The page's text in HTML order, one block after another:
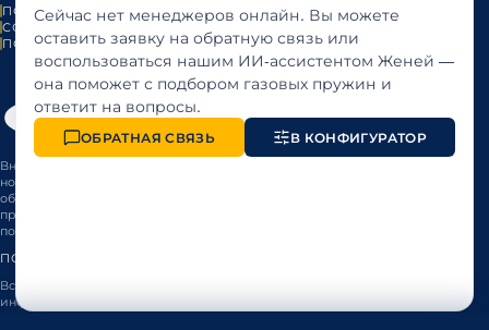
Внимание! Информация об услугах и ценах, размещенная на сайте,
носит исключительно информационный характер, не является
обязательством и не может служить основанием для предъявления
претензий и может быть изменена без уведомления. Рекомендуется
получить консультацию.
ПОЛИТИКА ИСПОЛЬЗОВАНИЯ COOKIES
Все права защищены законом «Об авторском праве». Копирование
информации и графических элементов без указания источника
запрещено.
ПОЛИТИКА КОНФИДЕНЦИАЛЬНОСТИПУБЛИЧНАЯ ОФЕРТА
СОГЛАСИЕ НА ОБРАБОТКУ ПЕРСОНАЛЬНЫХ ДАННЫХ
ПОЛИТИКА ИСПОЛЬЗОВАНИЯ COOKIES
Сейчас нет менеджеров онлайн. Вы можете
оставить заявку на обратную связь или
воспользоваться нашим ИИ-ассистентом Женей —
она поможет с подбором газовых пружин и
ответит на вопросы.
ОБРАТНАЯ СВЯЗЬ В КОНФИГУРАТОР